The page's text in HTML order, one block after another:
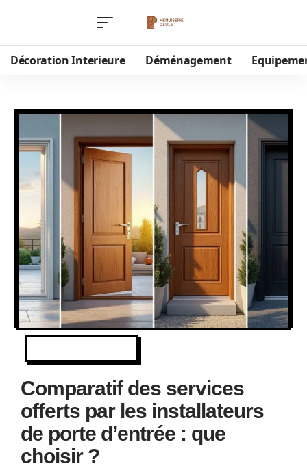
Décoration Interieure Déménagement
Comparatif des services
offerts par les installateurs
de porte d’entrée : que
choisir ?